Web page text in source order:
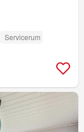
Servicerum